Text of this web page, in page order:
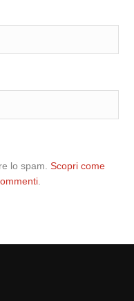
lo spam.Scopri come